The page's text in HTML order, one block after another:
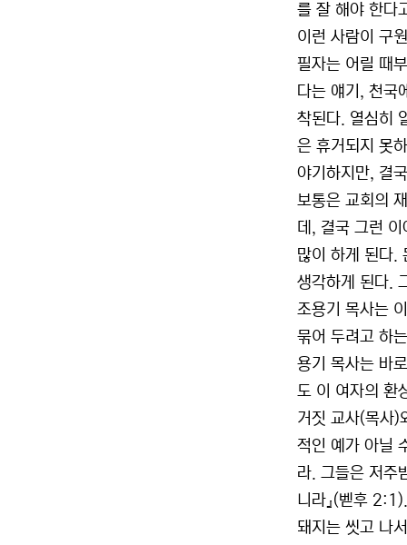
를 잘 해야 한다
이런 사람이 구
필자는 어릴 때
다는 얘기, 천국
착된다. 열심히
은 휴거되지 못
야기하지만, 결
보통은 교회의
데, 결국 그런
많이 하게 된다.
생각하게 된다.
조용기 목사는
묶어 두려고 하
용기 목사는 바
도 이 여자의 환
거짓 교사(목사)
적인 예가 아닐
라. 그들은 저주
니라』(벧후
돼지는 씻고 나